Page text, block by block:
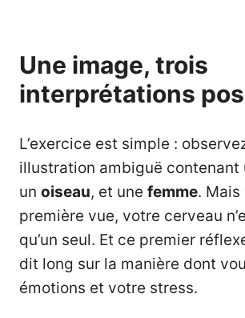
Une image, trois
interprétations
L’exercice est simple :
illustration ambiguë contenant
un oiseau, et une femme. Mais
première vue, votre cerveau
qu’un seul. Et ce premier
dit long sur la manière dont
émotions et votre stress.